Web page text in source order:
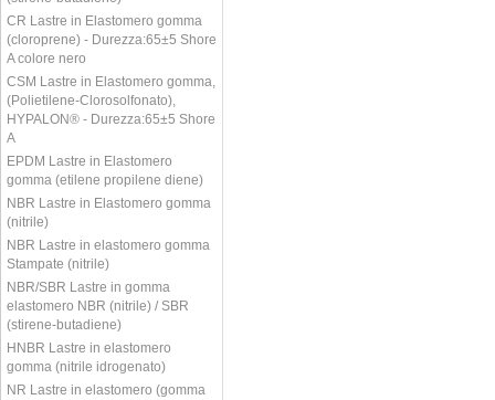
CR Lastre in Elastomero gomma
(cloroprene) - Durezza:65±5 Shore
A colore nero
CSM Lastre in Elastomero gomma,
(Polietilene-Clorosolfonato),
HYPALON® - Durezza:65±5 Shore
A
EPDM Lastre in Elastomero
gomma (etilene propilene diene)
NBR Lastre in Elastomero gomma
(nitrile)
NBR Lastre in elastomero gomma
Stampate (nitrile)
NBR/SBR Lastre in gomma
elastomero NBR (nitrile) / SBR
(stirene-butadiene)
HNBR Lastre in elastomero
gomma (nitrile idrogenato)
NR Lastre in elastomero (gomma